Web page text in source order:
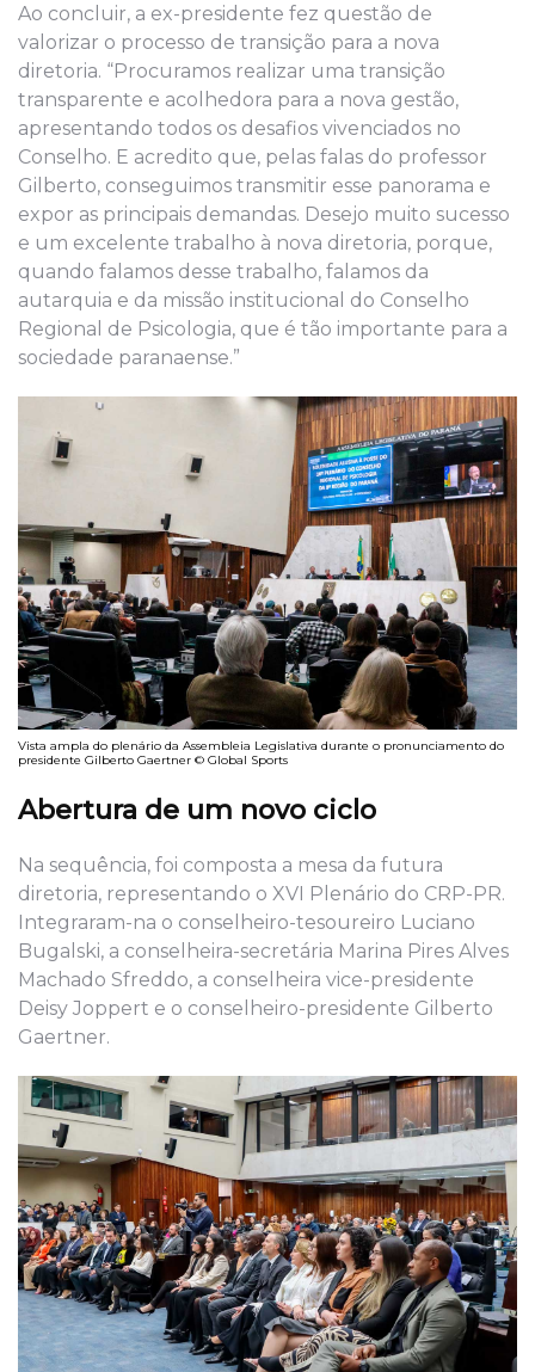
Ao concluir, a ex-presidente fez questão de
valorizar o processo de transição para a nova
diretoria. “Procuramos realizar uma transição
transparente e acolhedora para a nova gestão,
apresentando todos os desafios vivenciados no
Conselho. E acredito que, pelas falas do professor
Gilberto, conseguimos transmitir esse panorama e
expor as principais demandas. Desejo muito sucesso
e um excelente trabalho à nova diretoria, porque,
quando falamos desse trabalho, falamos da
autarquia e da missão institucional do Conselho
Regional de Psicologia, que é tão importante para a
sociedade paranaense.”
Vista ampla do plenário da Assembleia Legislativa durante o pronunciamento do
presidente Gilberto Gaertner © Global Sports
Abertura de um novo ciclo
Na sequência, foi composta a mesa da futura
diretoria, representando o XVI Plenário do CRP-PR.
Integraram-na o conselheiro-tesoureiro Luciano
Bugalski, a conselheira-secretária Marina Pires Alves
Machado Sfreddo, a conselheira vice-presidente
Deisy Joppert e o conselheiro-presidente Gilberto
Gaertner.